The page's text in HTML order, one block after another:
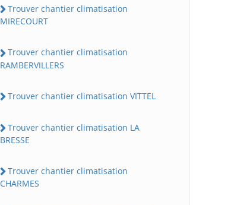
Trouver chantier climatisation
MIRECOURT
Trouver chantier climatisation
RAMBERVILLERS
Trouver chantier climatisation VITTEL
Trouver chantier climatisation LA
BRESSE
Trouver chantier climatisation
CHARMES